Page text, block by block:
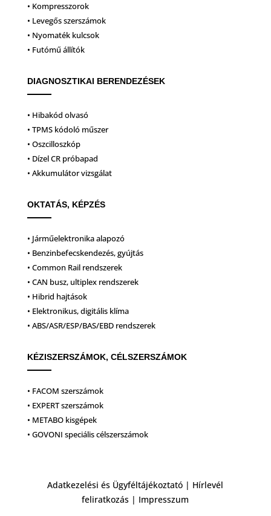
• Kompresszorok
• Levegős szerszámok
• Nyomaték kulcsok
• Futómű állítók
DIAGNOSZTIKAI BERENDEZÉSEK
• Hibakód olvasó
• TPMS kódoló műszer
• Oszcilloszkóp
• Dízel CR próbapad
• Akkumulátor vizsgálat
OKTATÁS, KÉPZÉS
• Járműelektronika alapozó
• Benzinbefecskendezés, gyújtás
• Common Rail rendszerek
• CAN busz, ultiplex rendszerek
• Hibrid hajtások
• Elektronikus, digitális klíma
• ABS/ASR/ESP/BAS/EBD rendszerek
KÉZISZERSZÁMOK, CÉLSZERSZÁMOK
• FACOM szerszámok
• EXPERT szerszámok
• METABO kisgépek
• GOVONI speciális célszerszámok
Adatkezelési és Ügyféltájékoztató | Hírlevél
feliratkozás | Impresszum